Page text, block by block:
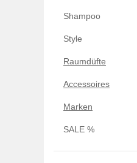
Shampoo
Style
Raumdüfte
Accessoires
Marken
SALE %